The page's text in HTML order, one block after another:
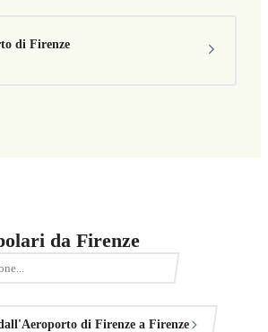
di Firenze
da Firenze
di Firenze a Firenze